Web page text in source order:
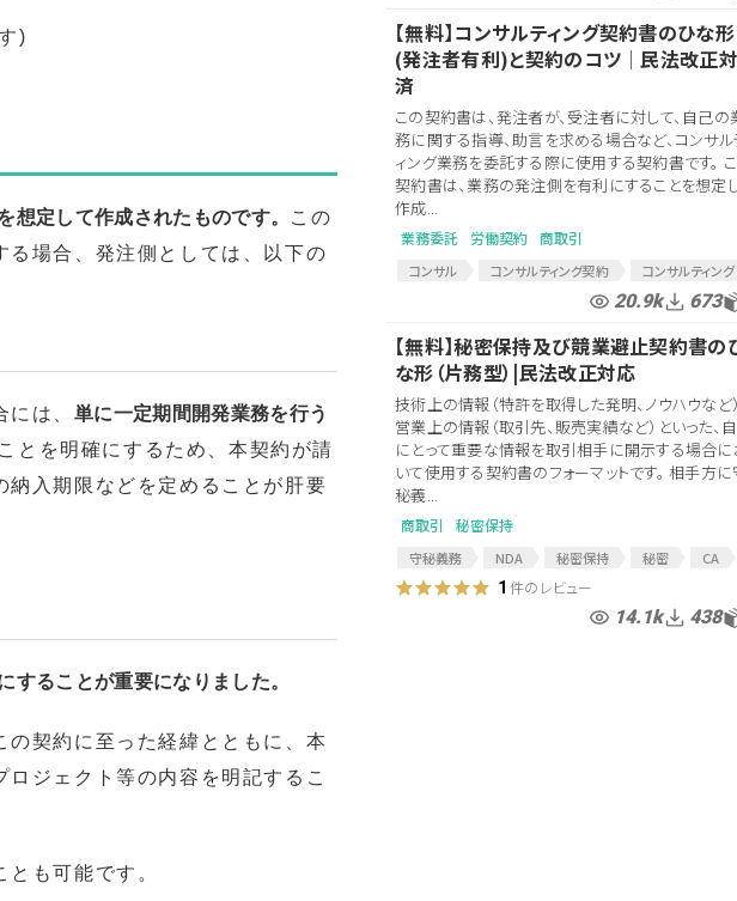
)
想定して作成されたものです。
この
る場合、発注側としては、以下の
には、単に一定期間開発業務を行う
ことを明確にするため、本契約が請
入期限などを定めることが肝要
することが重要になりました。
契約に至った経緯とともに、本
ジェクト等の内容を明記するこ
も可能です。
【無料】コンサルティング契約書のひな形
(発注者有利)と契約のコツ│民法改正
済
この契約書は、発注者が、受注者に対して、自己の
務に関する指導、助言を求める場合など、コンサル
ィング業務を委託する際に使用する契約書です。
契約書は、業務の発注側を有利にすることを想定
作成...
業務委託 労働契約 商取引
コンサル コンサルティング契約
コンサルティング
コンサル契約20.9k 673
【無料】秘密保持及び競業避止契約書の
な形（片務型）|民法改正対応
技術上の情報（特許を取得した発明、ノウハウなど
営業上の情報（取引先、販売実績など）といった、
にとって重要な情報を取引相手に開示する場合に
いて使用する契約書のフォーマットです。 相手方
秘義...
商取引 秘密保持
守秘義務 NDA 秘密保持 秘密
CA
コンフィデンシャルアグリーメント
ノンディスクロージャーアグリーメント
競合避止
1 件のレビュー
14.1k 438